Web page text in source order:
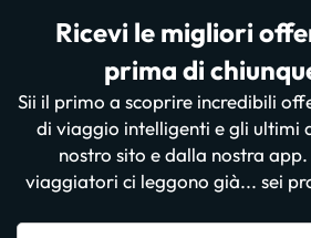
Ricevi le migliori
prima di
Sii il primo a scoprire incredibili
di viaggio intelligenti e gli ultimi
nostro sito e dalla nostra
viaggiatori ci leggono già... sei